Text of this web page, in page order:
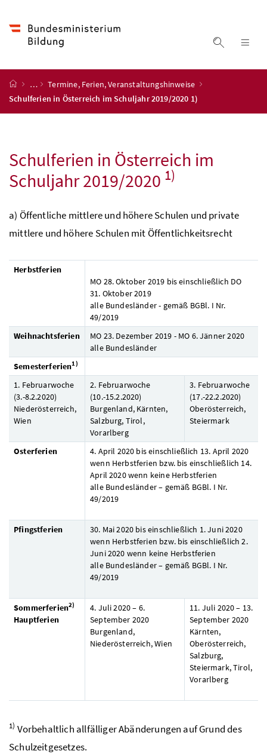
Suche
Startseite
…
Termine, Ferien, Veranstaltungshinweise
Schulferien in Österreich im Schuljahr 2019/2020 1)
Schulferien in Österreich im
Schuljahr 2019/2020 1)
a) Öffentliche mittlere und höhere Schulen und private
mittlere und höhere Schulen mit Öffentlichkeitsrecht
Herbstferien
MO 28. Oktober 2019 bis einschließlich DO
31. Oktober 2019
alle Bundesländer - gemäß BGBl. I Nr.
49/2019
Weihnachtsferien
MO 23. Dezember 2019 - MO 6. Jänner 2020
alle Bundesländer
Semesterferien1)
1. Februarwoche
(3.-8.2.2020)
Niederösterreich,
Wien
2. Februarwoche
(10.-15.2.2020)
Burgenland, Kärnten,
Salzburg, Tirol,
Vorarlberg
3. Februarwoche
(17.-22.2.2020)
Oberösterreich,
Steiermark
Osterferien
4. April 2020 bis einschließlich 13. April 2020
wenn Herbstferien bzw. bis einschließlich 14.
April 2020 wenn keine Herbstferien
alle Bundesländer – gemäß BGBl. I Nr.
49/2019
Pfingstferien
30. Mai 2020 bis einschließlich 1. Juni 2020
wenn Herbstferien bzw. bis einschließlich 2.
Juni 2020 wenn keine Herbstferien
alle Bundesländer – gemäß BGBl. I Nr.
49/2019
Sommerferien2)
Hauptferien
4. Juli 2020 – 6.
September 2020
Burgenland,
Niederösterreich, Wien
11. Juli 2020 – 13.
September 2020
Kärnten,
Oberösterreich,
Salzburg,
Steiermark, Tirol,
Vorarlberg
1) Vorbehaltlich allfälliger Abänderungen auf Grund des
Schulzeitgesetzes.